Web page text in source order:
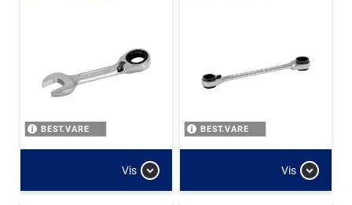
BEST.VARE
Vis
BEST.VARE
Vis